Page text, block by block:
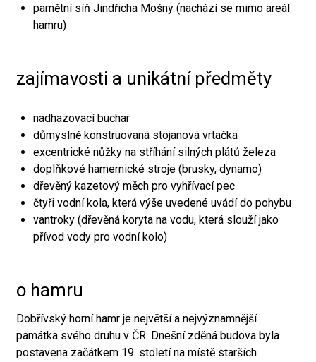
pamětní síň Jindřicha Mošny (nachází se mimo areál
hamru)
zajímavosti a unikátní předměty
nadhazovací buchar
důmyslně konstruovaná stojanová vrtačka
excentrické nůžky na stříhání silných plátů železa
doplňkové hamernické stroje (brusky, dynamo)
dřevěný kazetový měch pro vyhřívací pec
čtyři vodní kola, která výše uvedené uvádí do pohybu
vantroky (dřevěná koryta na vodu, která slouží jako
přívod vody pro vodní kolo)
o hamru
Dobřívský horní hamr je největší a nejvýznamnější
památka svého druhu v ČR. Dnešní zděná budova byla
postavena začátkem 19. století na místě starších